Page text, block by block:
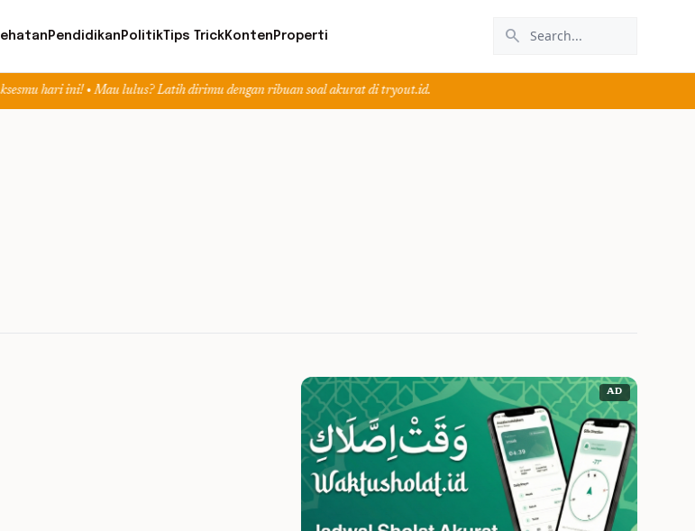
Pendidikan PolitikTips TrickKonten Properti search
• Mau lulus? Latih dirimu dengan ribuan soal akurat di tryout.id.
AD